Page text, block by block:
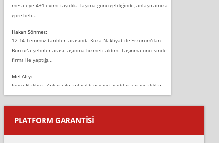
mesafeye 4+1 evimi taşıdık. Taşıma günü geldiğinde, anlaşmamıza
göre beli...
Hakan Sönmez:
12-14 Temmuz tarihleri arasında Koza Nakliyat ile Erzurum’dan
Burdur’a şehirler arası taşınma hizmeti aldım. Taşınma öncesinde
firma ile yaptığı...
Mel Alty:
İnova Nakliyat Ankara ile anlaşıldı eşyayı taşıdılar parayı aldılar.
Salon duvarına bir baktım birisi boydan alüminyum renkli bantı
yapıştırm...
Murat:
PLATFORM GARANTİSİ